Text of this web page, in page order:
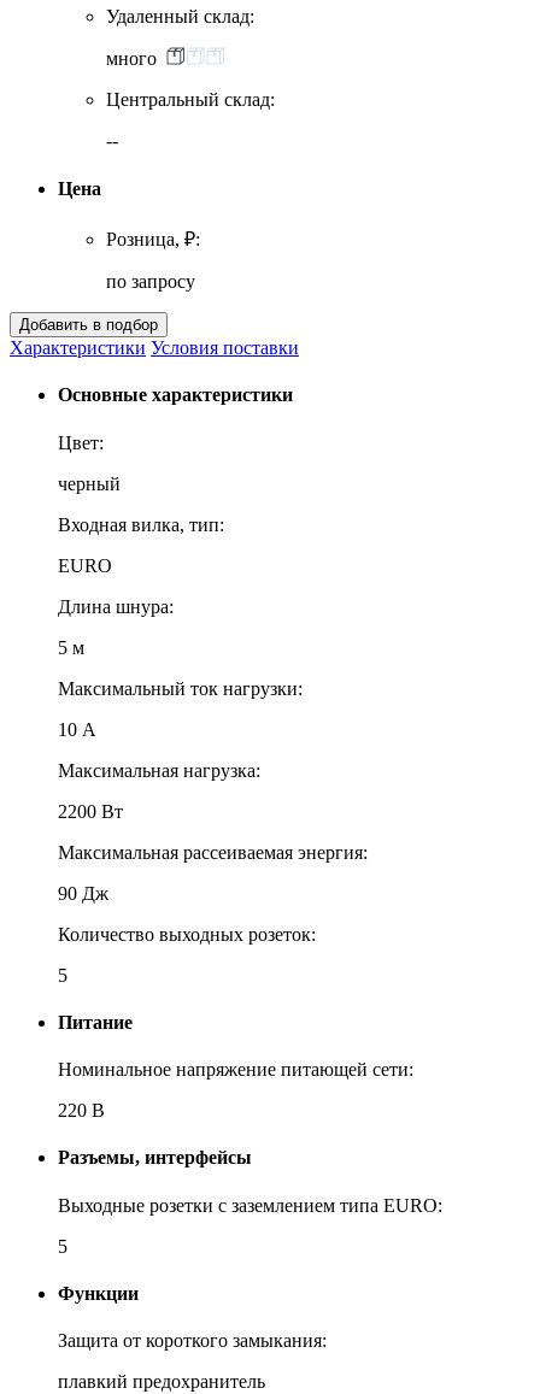
Удаленный склад:
много
Центральный склад:
--
Цена
Розница, ₽:
по запросу
Характеристики Условия поставки
Основные характеристики
Цвет:
черный
Входная вилка, тип:
EURO
Длина шнура:
5 м
Максимальный ток нагрузки:
10 A
Максимальная нагрузка:
2200 Вт
Максимальная рассеиваемая энергия:
90 Дж
Количество выходных розеток:
5
Питание
Номинальное напряжение питающей сети:
220 В
Разъемы, интерфейсы
Выходные розетки с заземлением типа EURO:
5
Функции
Защита от короткого замыкания:
плавкий предохранитель